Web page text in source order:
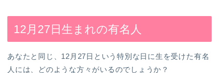
12月27日生まれの有名人
あなたと同じ、12月27日という特別な日に生を受けた有名
人には、どのような方々がいるのでしょうか？
お誕生日占い一覧